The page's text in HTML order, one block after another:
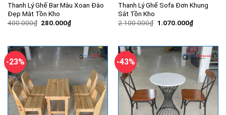
Thanh Lý Ghế Bar Màu Xoan Đào
Đẹp Mắt Tồn Kho
400.000₫ Giá
280.000₫Giá
hiện
280.000₫.
Thanh Lý Ghế Sofa Đơn Khung
Sắt Tồn Kho
2.100.000₫ Giá
1.070.000₫Giá
hiện
-23% -43%